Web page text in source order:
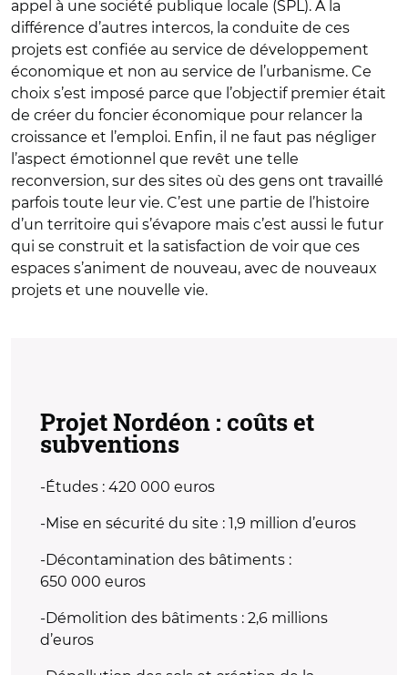
appel à une société publique locale (SPL). À la
différence d’autres intercos, la conduite de ces
projets est confiée au service de développement
économique et non au service de l’urbanisme. Ce
choix s’est imposé parce que l’objectif premier était
de créer du foncier économique pour relancer la
croissance et l’emploi. Enfin, il ne faut pas négliger
l’aspect émotionnel que revêt une telle
reconversion, sur des sites où des gens ont travaillé
parfois toute leur vie. C’est une partie de l’histoire
d’un territoire qui s’évapore mais c’est aussi le futur
qui se construit et la satisfaction de voir que ces
espaces s’animent de nouveau, avec de nouveaux
projets et une nouvelle vie.
Projet Nordéon : coûts et
subventions
-Études : 420 000 euros
-Mise en sécurité du site : 1,9 million d’euros
-Décontamination des bâtiments :
650 000 euros
-Démolition des bâtiments : 2,6 millions
d’euros